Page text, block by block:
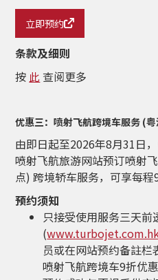
立即预约
条款及细则
按 此 查阅更多
优惠三：喷射飞航跨境车服务 (
由即日起至2026年8月31日
喷射飞航旅游网站预订喷射
点) 跨境轿车服务，可享每程
预约须知
只接受使用服务三天
(
员或在网站预约备註
喷射飞航跨境车9折优惠